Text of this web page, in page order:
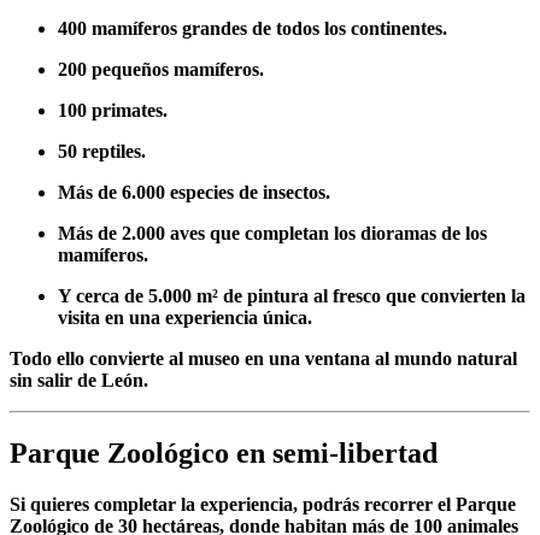
400 mamíferos grandes de todos los continentes.
200 pequeños mamíferos.
100 primates.
50 reptiles.
Más de 6.000 especies de insectos.
Más de 2.000 aves que completan los dioramas de los
mamíferos.
Y cerca de 5.000 m² de pintura al fresco que convierten la
visita en una experiencia única.
Todo ello convierte al museo en una ventana al mundo natural
sin salir de León.
Parque Zoológico en semi-libertad
Si quieres completar la experiencia, podrás recorrer el Parque
Zoológico de 30 hectáreas, donde habitan más de 100 animales